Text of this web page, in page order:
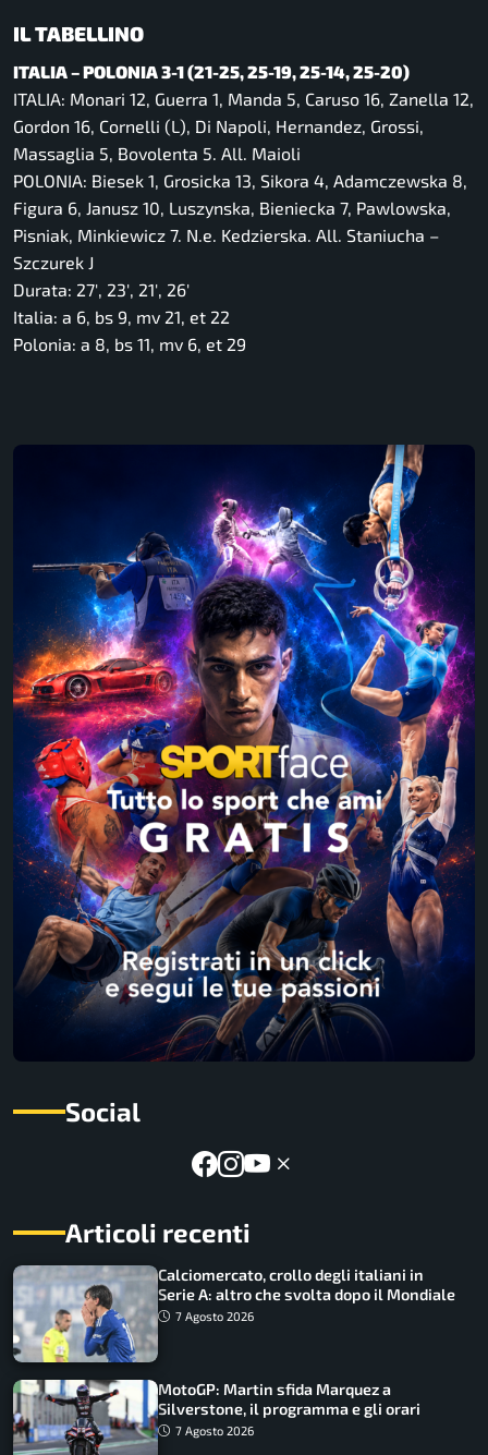
IL TABELLINO
ITALIA – POLONIA 3-1 (21-25, 25-19, 25-14, 25-20)
ITALIA: Monari 12, Guerra 1, Manda 5, Caruso 16, Zanella 12,
Gordon 16, Cornelli (L), Di Napoli, Hernandez, Grossi,
Massaglia 5, Bovolenta 5. All. Maioli
POLONIA: Biesek 1, Grosicka 13, Sikora 4, Adamczewska 8,
Figura 6, Janusz 10, Luszynska, Bieniecka 7, Pawlowska,
Pisniak, Minkiewicz 7. N.e. Kedzierska. All. Staniucha –
Szczurek J
Durata: 27′, 23′, 21′, 26′
Italia: a 6, bs 9, mv 21, et 22
Polonia: a 8, bs 11, mv 6, et 29
Social
Articoli recenti
Calciomercato, crollo degli italiani in
Serie A: altro che svolta dopo il Mondiale
7 Agosto 2026
MotoGP: Martin sfida Marquez a
Silverstone, il programma e gli orari
7 Agosto 2026